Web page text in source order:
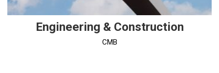
CMB
Engineering & Construction